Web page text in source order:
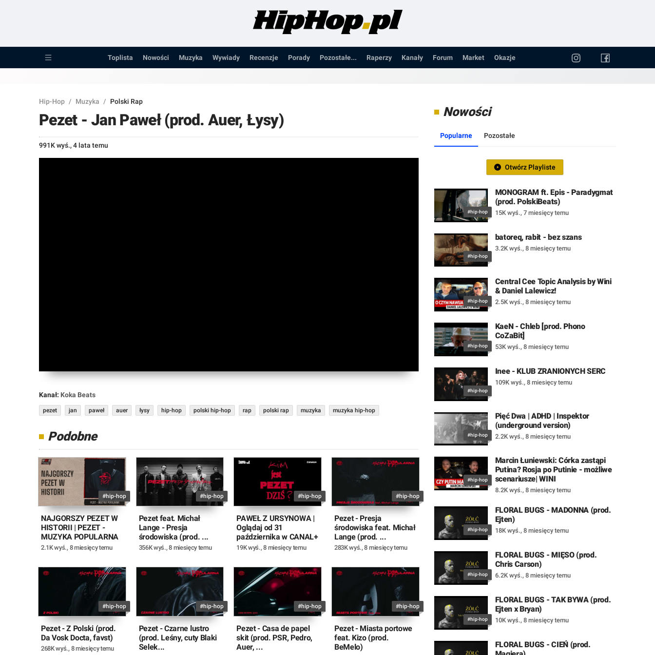
Toplista Nowości Muzyka Wywiady Recenzje Porady Pozostałe... Raperzy Kanały Forum Market Okazje
Hip-Hop / Muzyka / Polski Rap
Pezet - Jan Paweł (prod. Auer, Łysy)
991K wyś.,4 lata temu
Kanał: Koka Beats
pezet jan paweł auer łysy hip-hop polski hip-hop rap polski rap muzyka muzyka hip-hop
Podobne
#hip-hop
NAJGORSZY PEZET W
HISTORII | PEZET -
MUZYKA POPULARNA
2.1K wyś., 8 miesięcy temu
#hip-hop
Pezet feat. Michał
Lange - Presja
środowiska (prod. ...
356K wyś.,8 miesięcy temu
#hip-hop
PAWEŁ Z URSYNOWA |
Oglądaj od 31
października w CANAL+
19K wyś.,8 miesięcy temu
#hip-hop
Pezet - Presja
środowiska feat. Michał
Lange (prod. ...
283K wyś.,8 miesięcy temu
#hip-hop
Pezet - Z Polski (prod.
Da Vosk Docta, favst)
268K wyś., 8 miesięcy temu
#hip-hop
Pezet - Czarne lustro
(prod. Leśny, cuty Blaki
Selek...
#hip-hop
Pezet - Casa de papel
skit (prod. PSR, Pedro,
Auer, ...
#hip-hop
Pezet - Miasta portowe
feat. Kizo (prod.
BeMelo)
Nowości
Popularne Pozostałe
Otwórz Playliste
#hip-hop
MONOGRAM ft. Epis - Paradygmat
(prod. PolskiBeats)
15K wyś., 7 miesięcy temu
#hip-hop
batoreq, rabit - bez szans
3.2K wyś., 8 miesięcy temu
#hip-hop
Central Cee Topic Analysis by Wini
& Daniel Lalewicz!
2.5K wyś., 8 miesięcy temu
#hip-hop
KaeN - Chleb [prod. Phono
CoZaBit]
53K wyś., 8 miesięcy temu
#hip-hop
Inee - KLUB ZRANIONYCH SERC
109K wyś., 8 miesięcy temu
#hip-hop
Pięć Dwa | ADHD | Inspektor
(underground version)
2.2K wyś., 8 miesięcy temu
#hip-hop
Marcin Łuniewski: Córka zastąpi
Putina? Rosja po Putinie - możliwe
scenariusze| WINI
8.2K wyś., 8 miesięcy temu
#hip-hop
FLORAL BUGS - MADONNA (prod.
Ejten)
18K wyś., 8 miesięcy temu
#hip-hop
FLORAL BUGS - MIĘSO (prod.
Chris Carson)
6.2K wyś., 8 miesięcy temu
#hip-hop
FLORAL BUGS - TAK BYWA (prod.
Ejten x Bryan)
10K wyś., 8 miesięcy temu
FLORAL BUGS - CIEŃ (prod.